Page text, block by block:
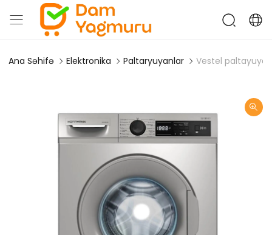
Ana Səhifə Elektronika Paltaryuyanlar Vestel paltayuyan